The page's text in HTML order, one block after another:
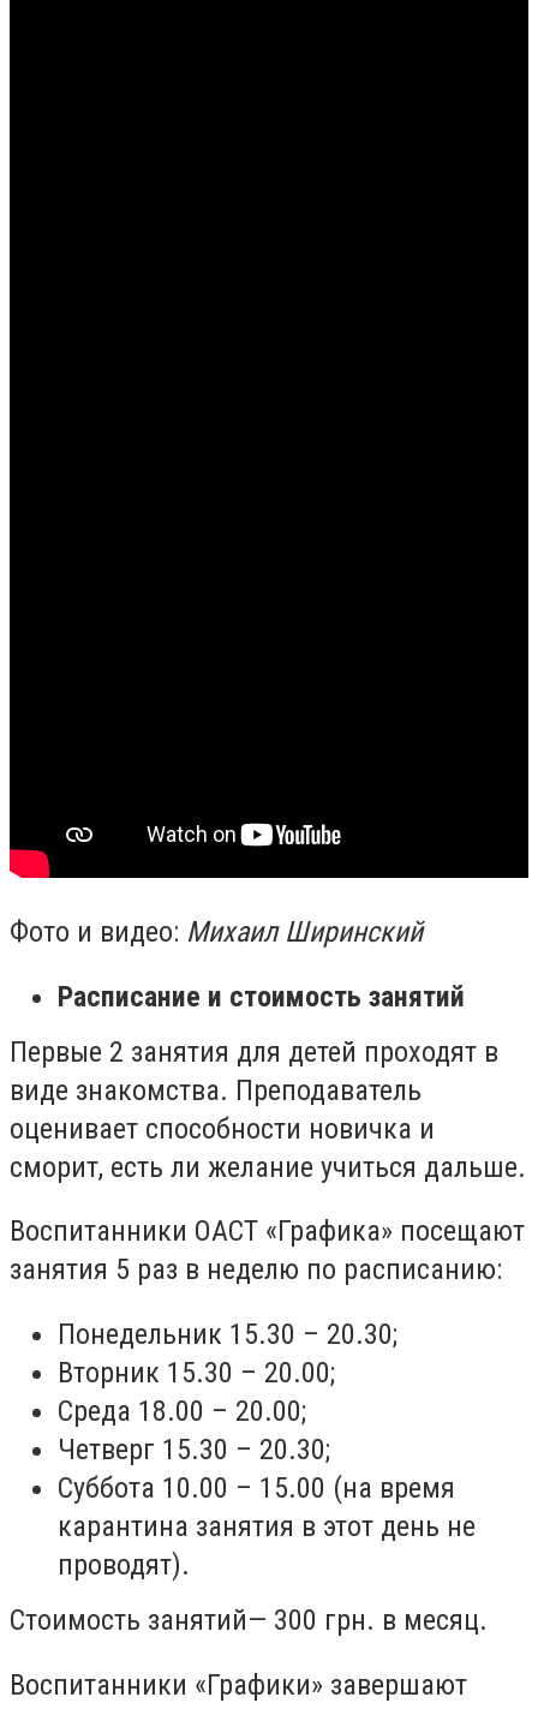
Фото и видео: Михаил Ширинский
Расписание и стоимость занятий
Первые 2 занятия для детей проходят в
виде знакомства. Преподаватель
оценивает способности новичка и
сморит, есть ли желание учиться дальше.
Воспитанники ОАСТ «Графика» посещают
занятия 5 раз в неделю по расписанию:
Понедельник 15.30 – 20.30;
Вторник 15.30 – 20.00;
Среда 18.00 – 20.00;
Четверг 15.30 – 20.30;
Суббота 10.00 – 15.00 (на время
карантина занятия в этот день не
проводят).
Стоимость занятий— 300 грн. в месяц.
Воспитанники «Графики» завершают